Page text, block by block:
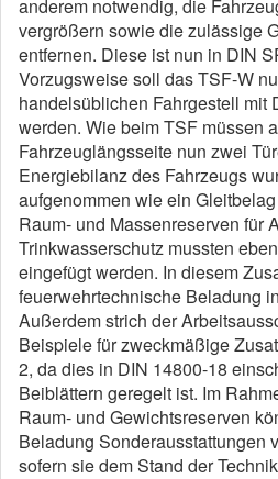
anderem notwendig, die
vergrößern sowie die zulässige
entfernen. Diese ist nun in DIN
Vorzugsweise soll das TSF-W
handelsüblichen Fahrgestell mit
werden. Wie beim TSF müssen
Fahrzeuglängsseite nun zwei
Energiebilanz des Fahrzeugs
aufgenommen wie ein
Raum- und Massenreserven für
Trinkwasserschutz mussten
eingefügt werden. In diesem
feuerwehrtechnische Beladung
Außerdem strich der
Beispiele für zweckmäßige
2, da dies in DIN 14800-18
Beiblättern geregelt ist. Im
Raum- und Gewichtsreserven
Beladung Sonderausstattungen
sofern sie dem Stand der